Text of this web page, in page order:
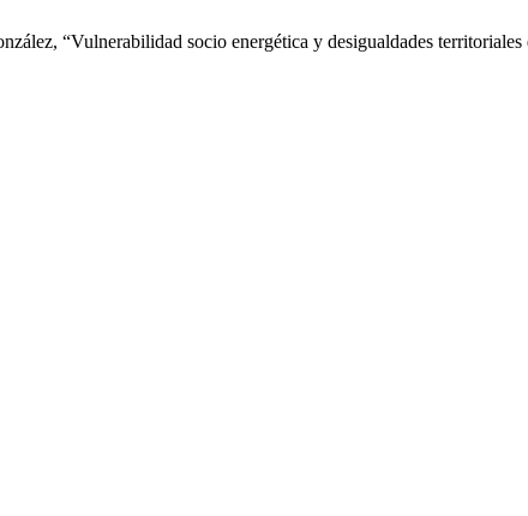
“Vulnerabilidad socio energética y desigualdades